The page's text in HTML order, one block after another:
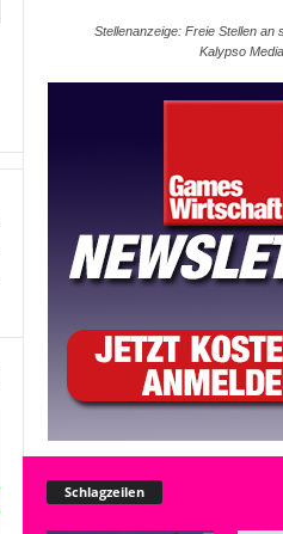
Stellenanzeige: Freie Stellen an
Kalypso
Schlagzeilen